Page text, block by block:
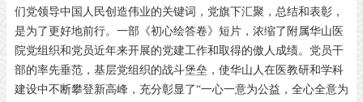
们党领导中国人民创造伟业的关键词，党旗下汇聚，总结和表彰，
是为了更好地前行。一部《初心绘答卷》短片，浓缩了附属华山医
院党组织和党员近年来开展的党建工作和取得的傲人成绩。党员干
部的率先垂范，基层党组织的战斗堡垒，使华山人在医教研和学科
建设中不断攀登新高峰，充分彰显了“一心一意为公益，全心全意为